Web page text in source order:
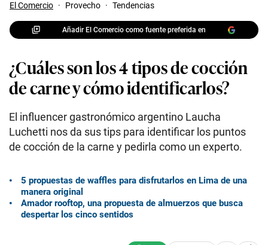
El Comercio · Provecho · Tendencias
Añadir El Comercio como fuente preferida en
¿Cuáles son los 4 tipos de cocción
de carne y cómo identificarlos?
El influencer gastronómico argentino Laucha
Luchetti nos da sus tips para identificar los puntos
de cocción de la carne y pedirla como un experto.
5 propuestas de waffles para disfrutarlos en Lima de una
manera original
Amador rooftop, una propuesta de almuerzos que busca
despertar los cinco sentidos